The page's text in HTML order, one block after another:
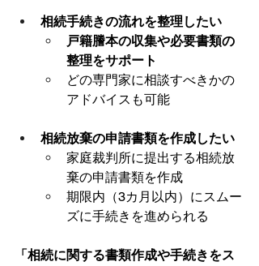
相続手続きの流れを整理したい
戸籍謄本の収集や必要書類の
整理をサポート
どの専門家に相談すべきかの
アドバイスも可能
相続放棄の申請書類を作成したい
家庭裁判所に提出する相続放
棄の申請書類を作成
期限内（3カ月以内）にスムー
ズに手続きを進められる
「相続に関する書類作成や手続きをス